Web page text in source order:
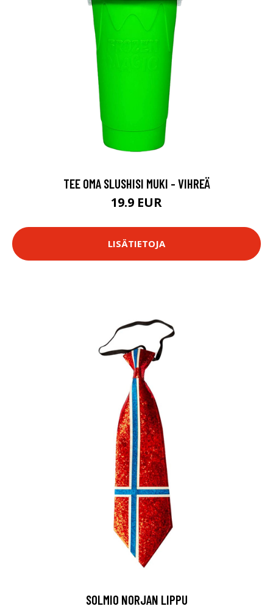
TEE OMA SLUSHISI MUKI - VIHREÄ
19.9 EUR
LISÄTIETOJA
SOLMIO NORJAN LIPPU